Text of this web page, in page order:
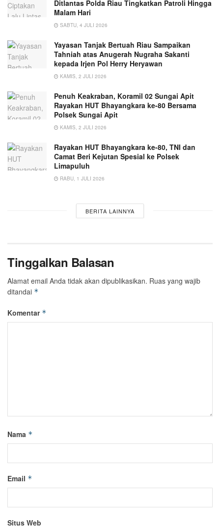
Ditlantas Polda Riau Tingkatkan Patroli Hingga
Malam Hari
SABTU, 4 JULI 2026
Yayasan Tanjak Bertuah Riau Sampaikan
Tahniah atas Anugerah Nugraha Sakanti
kepada Irjen Pol Herry Heryawan
KAMIS, 2 JULI 2026
Penuh Keakraban, Koramil 02 Sungai Apit
Rayakan HUT Bhayangkara ke-80 Bersama
Polsek Sungai Apit
KAMIS, 2 JULI 2026
Rayakan HUT Bhayangkara ke-80, TNI dan
Camat Beri Kejutan Spesial ke Polsek
Limapuluh
RABU, 1 JULI 2026
BERITA LAINNYA
Tinggalkan Balasan
Alamat email Anda tidak akan dipublikasikan. Ruas yang wajib
ditandai *
Komentar *
Nama *
Email *
Situs Web